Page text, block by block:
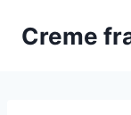
Creme